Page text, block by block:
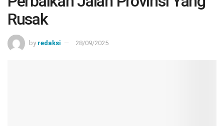
Rusak
by redaksi 28/09/2025